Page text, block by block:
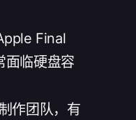
Final
面临硬盘容
作团队，有